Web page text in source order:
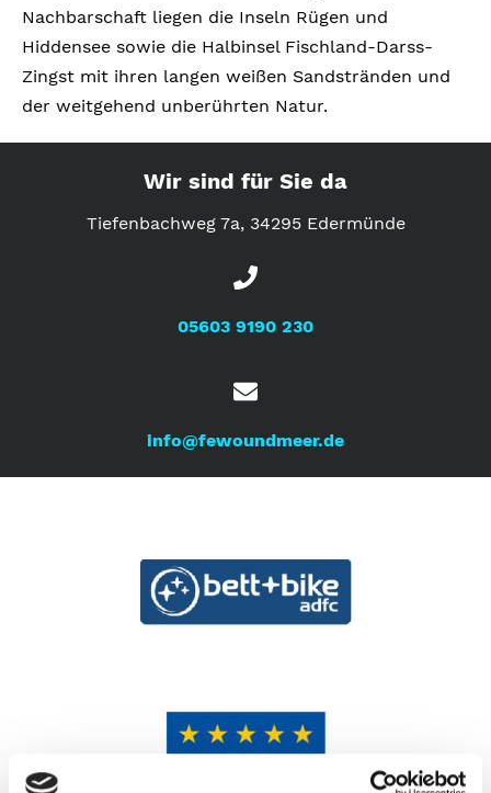
Nachbarschaft liegen die Inseln Rügen und
Hiddensee sowie die Halbinsel Fischland-Darss-
Zingst mit ihren langen weißen Sandstränden und
der weitgehend unberührten Natur.
Wir sind für Sie da
Tiefenbachweg 7a, 34295 Edermünde
05603 9190 230
info@fewoundmeer.de